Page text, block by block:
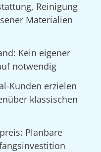
Reinigung
Materialien
Kein eigener
notwendig
Kunden erzielen
klassischen
Planbare